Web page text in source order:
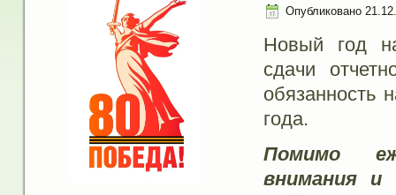
Опубликовано
Новый год
сдачи
обязанность
года.
Помимо
внимания и